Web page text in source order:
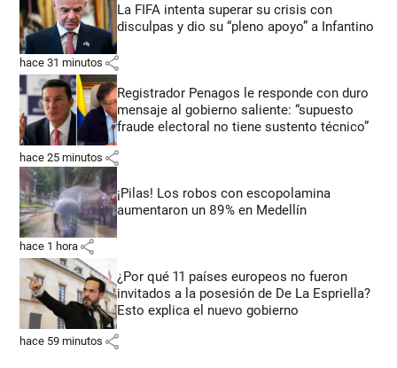
La FIFA intenta superar su crisis con
disculpas y dio su “pleno apoyo” a Infantino
hace 31 minutos share
Registrador Penagos le responde con duro
mensaje al gobierno saliente: “supuesto
fraude electoral no tiene sustento técnico”
hace 25 minutos share
¡Pilas! Los robos con escopolamina
aumentaron un 89% en Medellín
hace 1 hora share
¿Por qué 11 países europeos no fueron
invitados a la posesión de De La Espriella?
Esto explica el nuevo gobierno
hace 59 minutos share